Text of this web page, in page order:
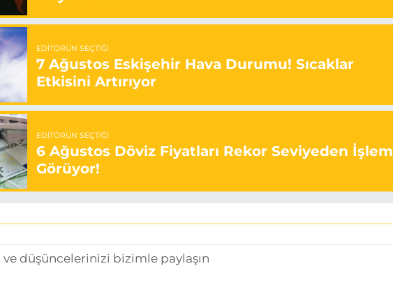
EDITÖRÜN SEÇTIĞI
7 Ağustos Eskişehir Hava Durumu! Sıcaklar
Etkisini Artırıyor
EDITÖRÜN SEÇTIĞI
6 Ağustos Döviz Fiyatları Rekor Seviyeden İşlem
Görüyor!